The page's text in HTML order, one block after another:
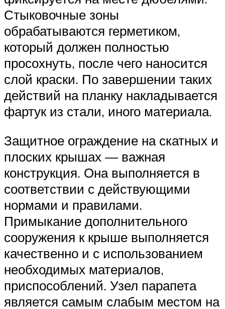
Стыковочные зоны
обрабатываются герметиком,
который должен полностью
просохнуть, после чего наносится
слой краски. По завершении таких
действий на планку накладывается
фартук из стали, иного материала.
Защитное ограждение на скатных и
плоских крышах — важная
конструкция. Она выполняется в
соответствии с действующими
нормами и правилами.
Примыкание дополнительного
сооружения к крыше выполняется
качественно и с использованием
необходимых материалов,
приспособлений. Узел парапета
является самым слабым местом на